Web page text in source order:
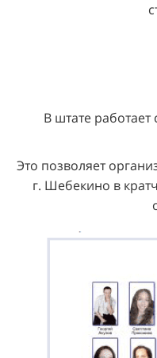
В штате
Это позволяет
г. Шебекино в